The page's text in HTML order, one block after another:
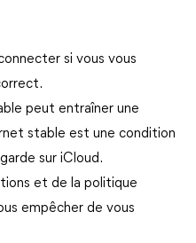
si vous vous
peut entraîner une
stable est une condition
sur iCloud.
et de la politique
empêcher de vous